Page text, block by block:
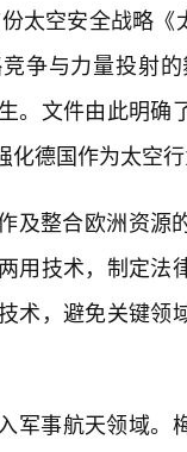
太空安全战略
争与力量投射
。文件由此明
化德国作为太空
及整合欧洲资
用技术，制定
术，避免关键
军事航天领域